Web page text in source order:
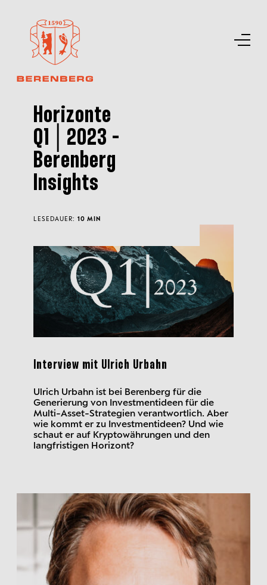
Interview mit Ulrich Urbahn
Ulrich Urbahn ist bei Berenberg für die
Generierung von Investmentideen für die
Multi-Asset-Strategien verantwortlich. Aber
wie kommt er zu Investmentideen? Und wie
schaut er auf Kryptowährungen und den
langfristigen Horizont?
Horizonte
Q1│2023 -
Berenberg
Insights
LESEDAUER: 10 MIN